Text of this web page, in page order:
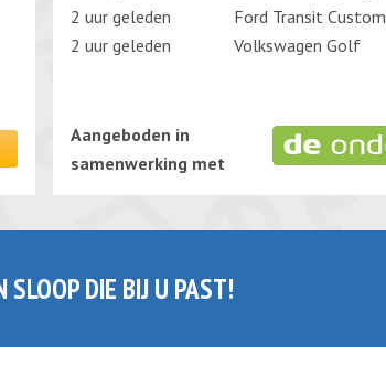
2 uur geleden
Ford Transit Custom
2 uur geleden
Volkswagen Golf
Aangeboden in
samenwerking met
SLOOP DIE BIJ U PAST!